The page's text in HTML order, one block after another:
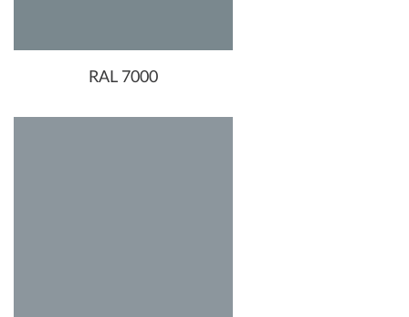
RAL 7000